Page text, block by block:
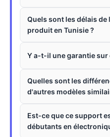
Quels sont les délais
produit en Tunisie ?
Y a-t-il une garantie sur
Quelles sont les
d'autres modèles
Est-ce que ce support
débutants en